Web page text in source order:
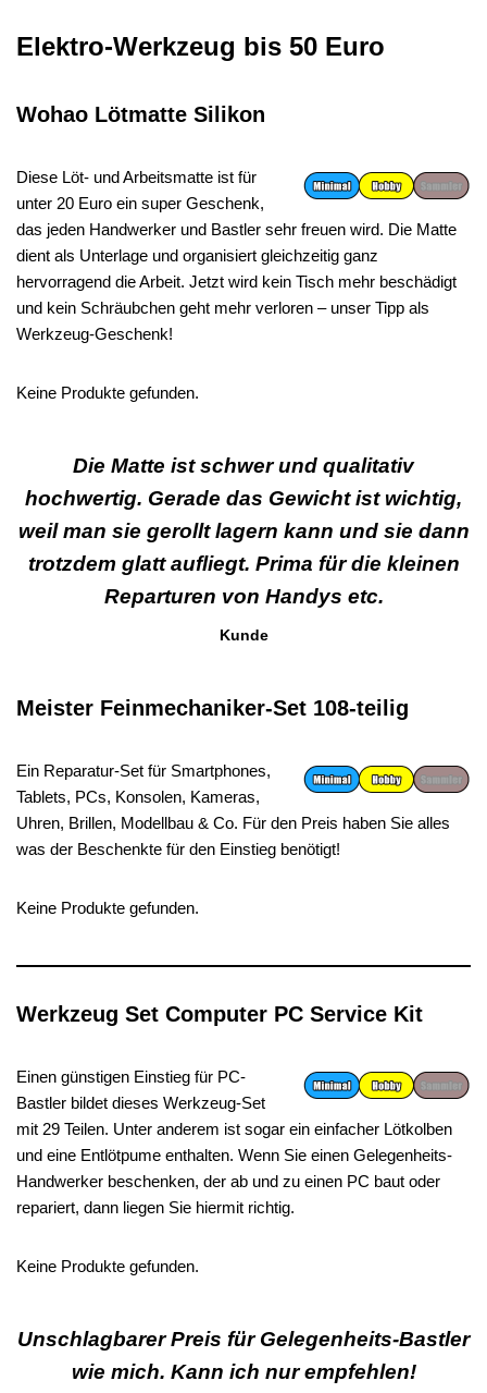
Elektro-Werkzeug bis 50 Euro
Wohao Lötmatte Silikon
Diese Löt- und Arbeitsmatte ist für
unter 20 Euro ein super Geschenk,
das jeden Handwerker und Bastler sehr freuen wird. Die Matte
dient als Unterlage und organisiert gleichzeitig ganz
hervorragend die Arbeit. Jetzt wird kein Tisch mehr beschädigt
und kein Schräubchen geht mehr verloren – unser Tipp als
Werkzeug-Geschenk!
Keine Produkte gefunden.
Die Matte ist schwer und qualitativ
hochwertig. Gerade das Gewicht ist wichtig,
weil man sie gerollt lagern kann und sie dann
trotzdem glatt aufliegt. Prima für die kleinen
Reparturen von Handys etc.
Kunde
Meister Feinmechaniker-Set 108-teilig
Ein Reparatur-Set für Smartphones,
Tablets, PCs, Konsolen, Kameras,
Uhren, Brillen, Modellbau & Co. Für den Preis haben Sie alles
was der Beschenkte für den Einstieg benötigt!
Keine Produkte gefunden.
Werkzeug Set Computer PC Service Kit
Einen günstigen Einstieg für PC-
Bastler bildet dieses Werkzeug-Set
mit 29 Teilen. Unter anderem ist sogar ein einfacher Lötkolben
und eine Entlötpume enthalten. Wenn Sie einen Gelegenheits-
Handwerker beschenken, der ab und zu einen PC baut oder
repariert, dann liegen Sie hiermit richtig.
Keine Produkte gefunden.
Unschlagbarer Preis für Gelegenheits-Bastler
wie mich. Kann ich nur empfehlen!